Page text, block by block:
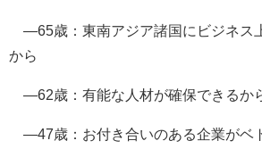
―65歳：東南アジア諸国にビジネス
から
―62歳：有能な人材が確保できるか
―47歳：お付き合いのある企業がベ